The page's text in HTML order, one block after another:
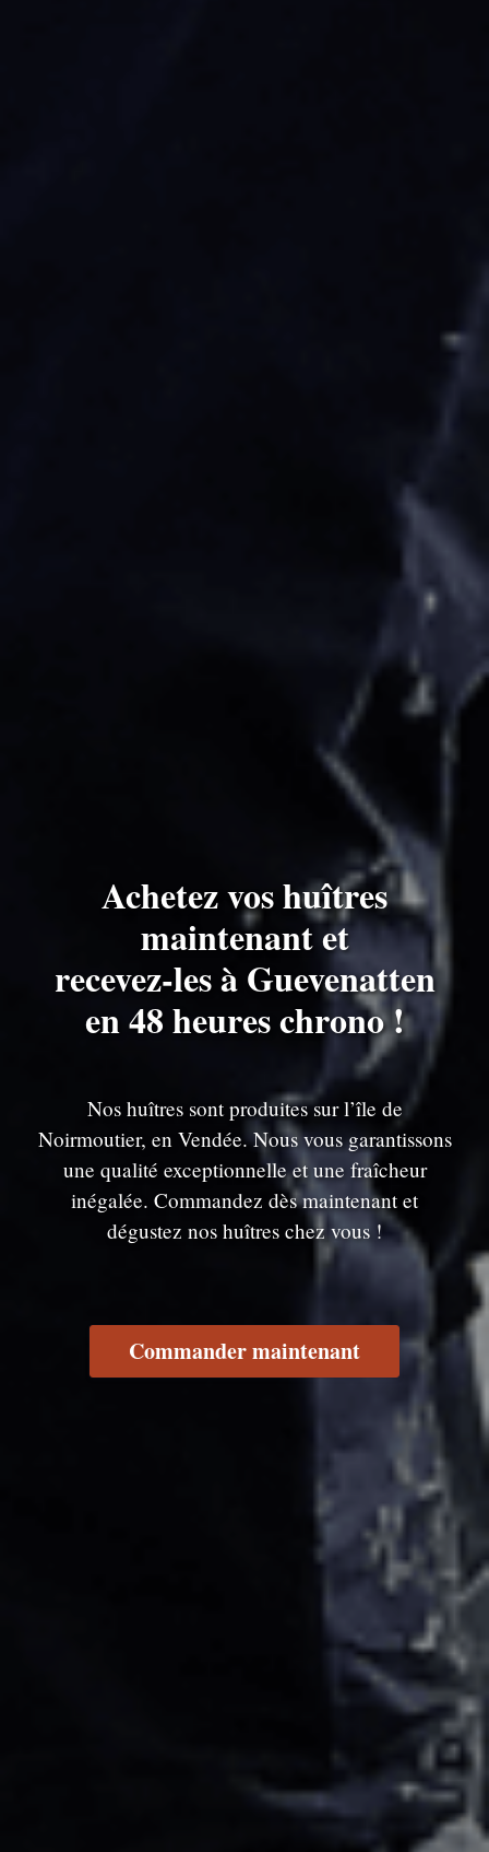
Achetez vos huîtres
maintenant et
recevez-les à Guevenatten
en 48 heures chrono !
Nos huîtres sont produites sur l’île de
Noirmoutier, en Vendée. Nous vous garantissons
une qualité exceptionnelle et une fraîcheur
inégalée. Commandez dès maintenant et
dégustez nos huîtres chez vous !
Commander maintenant